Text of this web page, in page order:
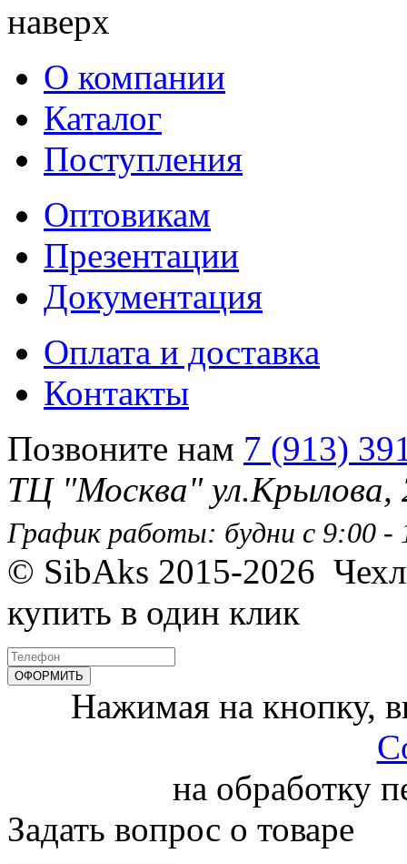
наверх
О компании
Каталог
Поступления
Оптовикам
Презентации
Документация
Оплата и доставка
Контакты
Позвоните нам 7 (913)
ТЦ "Москва"
График работы: будни с 9:00 -
© SibAks 2015-2026
купить в один клик
Нажимая на кнопку,
на обработку
Задать вопрос о товаре